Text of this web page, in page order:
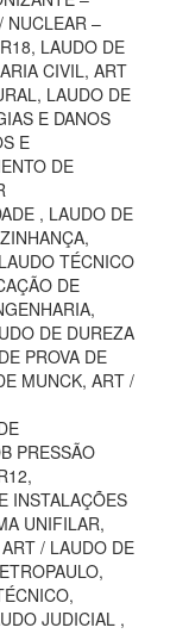
NUCLEAR –
LAUDO DE
CIVIL, ART
LAUDO DE
E DANOS
E
DE
, LAUDO DE
TÉCNICO
DE
DE DUREZA
PROVA DE
MUNCK, ART /
PRESSÃO
INSTALAÇÕES
UNIFILAR,
/ LAUDO DE
JUDICIAL ,